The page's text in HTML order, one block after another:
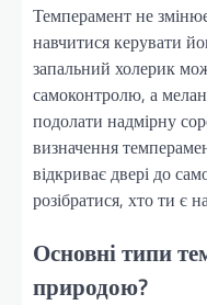
Темперамент не
навчитися керувати
запальний холерик
самоконтролю, а
подолати надмірну
визначення
відкриває двері до
розібратися, хто ти є
Основні типи
природою?